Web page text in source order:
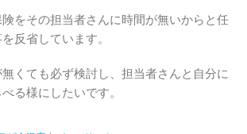
をその担当者さんに時間が無いからと任
反省しています。
くても必ず検討し、担当者さんと自分に
る様にしたいです。